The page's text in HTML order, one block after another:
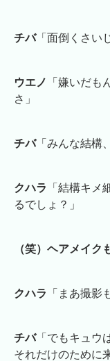
チバ「面倒くさい
ウエノ
「嫌いだも
さ」
チバ「みんな結構
クハラ
「結構キ
るでしょ？」
（笑）ヘアメイク
クハラ 「まあ撮影
チバ「でもキュウ
それだけのために